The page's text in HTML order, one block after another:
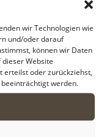
wir Technologien wie
und/oder darauf
können wir Daten
Website
erteilst oder zurückziehst,
werden.
die weiße Brust
Kontrast erhält.
auch gute
in ihr neues
Hündin
Seite. Unsere
Amelie als